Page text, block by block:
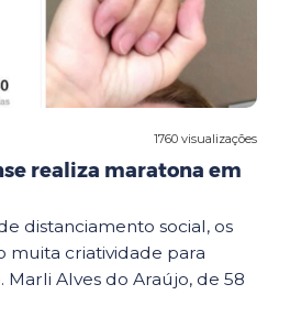
1760 visualizações
realiza maratona em
distanciamento social, os
muita criatividade para
Alves do Araújo, de 58